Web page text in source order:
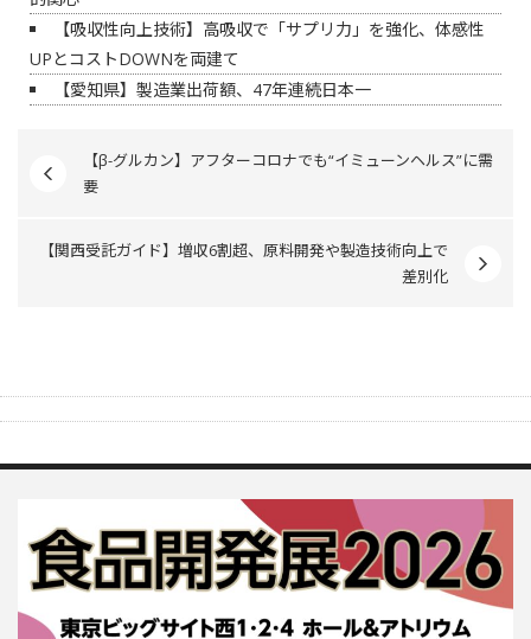
【吸収性向上技術】高吸収で「サプリ力」を強化、体感性
UPとコストDOWNを両建て
【愛知県】製造業出荷額、47年連続日本一
【β-グルカン】アフターコロナでも“イミューンヘルス”に需
要
【関西受託ガイド】増収6割超、原料開発や製造技術向上で
差別化